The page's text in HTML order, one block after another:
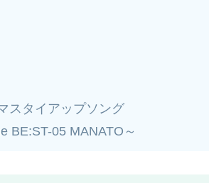
スタイアップソング
BE:ST-05 MANATO～